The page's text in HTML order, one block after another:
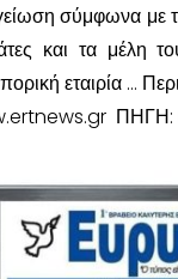
σύμφωνα με
και τα μέλη
εταιρία …
ΠΗΓΗ: